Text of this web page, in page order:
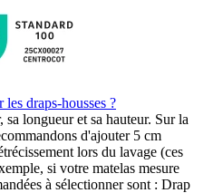
draps-housses ?
longueur et sa hauteur. Sur la
d'ajouter 5 cm
lors du lavage (ces
si votre matelas mesure
à sélectionner sont : Drap